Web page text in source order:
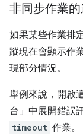
非同步作業
如果某些作業排
蹤現在會顯示作
現部分情況。
舉例來說，開啟
台」 中展開錯誤
timeout 作業。